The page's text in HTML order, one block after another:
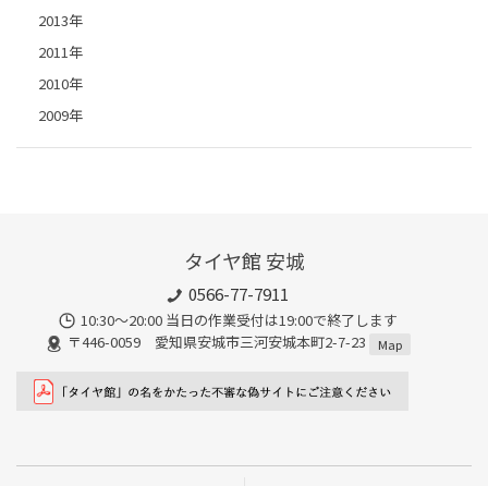
2013年
2011年
2010年
2009年
タイヤ館 安城
0566-77-7911
10:30〜20:00 当日の作業受付は19:00で終了します
〒446-0059 愛知県安城市三河安城本町2-7-23
Map